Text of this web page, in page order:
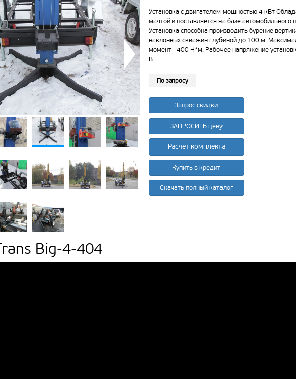
Установка с двигателем мощностью 4 кВт
мачтой и поставляется на базе автомобильного
Установка способна производить бурение
наклонных скважин глубиной до 100 м.
момент - 400 Н*м. Рабочее напряжение
В.
По запросу
Запрос скидки
ЗАПРОСИТЬ цену
Расчет комплекта
Купить в кредит
Скачать полный каталог
Big-4-404